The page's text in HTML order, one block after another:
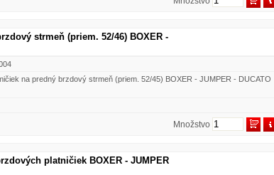
strmeň (priem. 52/46) BOXER -
na predný brzdový strmeň (priem. 52/45) BOXER - JUMPER - DUCATO
Množstvo
platničiek BOXER - JUMPER